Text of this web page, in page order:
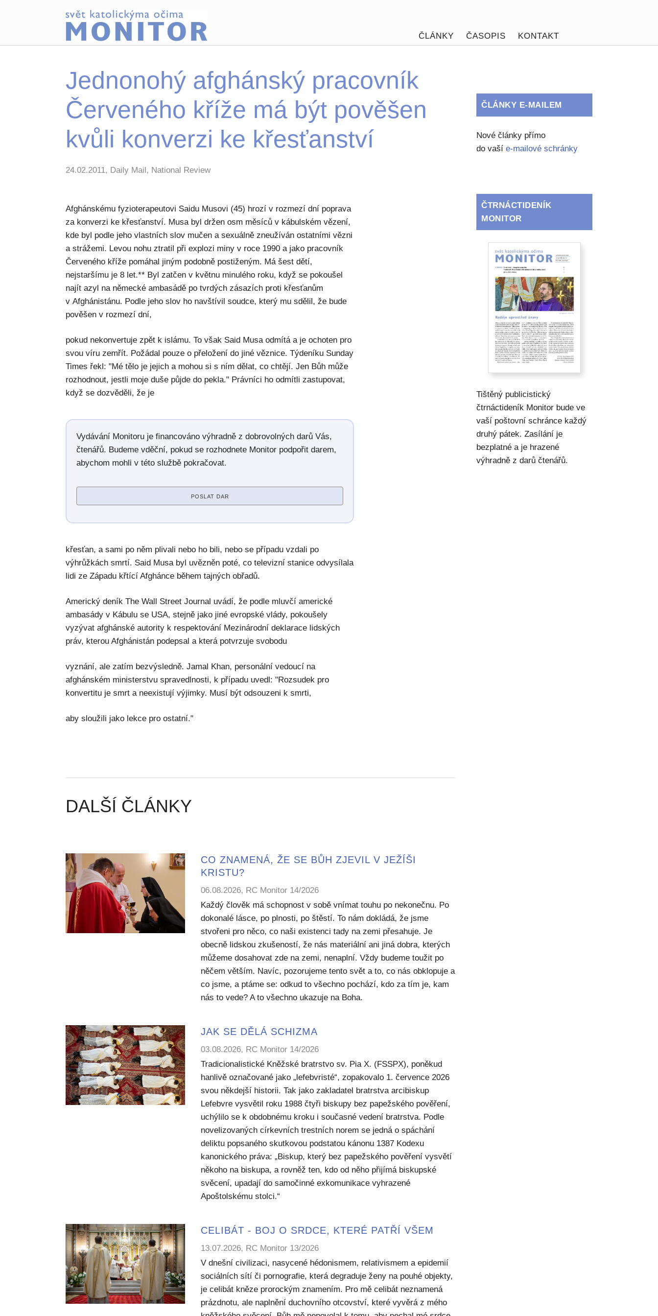
ČLÁNKY ČASOPIS KONTAKT
Jednonohý afghánský pracovník
Červeného kříže má být pověšen
kvůli konverzi ke křesťanství
24.02.2011, Daily Mail, National Review
Afghánskému fyzioterapeutovi Saidu Musovi (45) hrozí v rozmezí dní poprava
za konverzi ke křesťanství. Musa byl držen osm měsíců v kábulském vězení,
kde byl podle jeho vlastních slov mučen a sexuálně zneužíván ostatními vězni
a strážemi. Levou nohu ztratil při explozi miny v roce 1990 a jako pracovník
Červeného kříže pomáhal jiným podobně postiženým. Má šest dětí,
nejstaršímu je 8 let.** Byl zatčen v květnu minulého roku, když se pokoušel
najít azyl na německé ambasádě po tvrdých zásazích proti křesťanům
v Afghánistánu. Podle jeho slov ho navštívil soudce, který mu sdělil, že bude
pověšen v rozmezí dní,
pokud nekonvertuje zpět k islámu. To však Said Musa odmítá a je ochoten pro
svou víru zemřít. Požádal pouze o přeložení do jiné věznice. Týdeníku Sunday
Times řekl: "Mé tělo je jejich a mohou si s ním dělat, co chtějí. Jen Bůh může
rozhodnout, jestli moje duše půjde do pekla." Právníci ho odmítli zastupovat,
když se dozvěděli, že je
Vydávání Monitoru je financováno výhradně z dobrovolných darů Vás,
čtenářů. Budeme vděční, pokud se rozhodnete Monitor podpořit darem,
abychom mohli v této službě pokračovat.
POSLAT DAR
křesťan, a sami po něm plivali nebo ho bili, nebo se případu vzdali po
výhrůžkách smrtí. Said Musa byl uvězněn poté, co televizní stanice odvysílala
lidi ze Západu křtící Afghánce během tajných obřadů.
Americký deník The Wall Street Journal uvádí, že podle mluvčí americké
ambasády v Kábulu se USA, stejně jako jiné evropské vlády, pokoušely
vyzývat afghánské autority k respektování Mezinárodní deklarace lidských
práv, kterou Afghánistán podepsal a která potvrzuje svobodu
vyznání, ale zatím bezvýsledně. Jamal Khan, personální vedoucí na
afghánském ministerstvu spravedlnosti, k případu uvedl: "Rozsudek pro
konvertitu je smrt a neexistují výjimky. Musí být odsouzeni k smrti,
aby sloužili jako lekce pro ostatní."
DALŠÍ ČLÁNKY
CO ZNAMENÁ, ŽE SE BŮH ZJEVIL V JEŽÍŠI
KRISTU?
06.08.2026, RC Monitor 14/2026
Každý člověk má schopnost v sobě vnímat touhu po nekonečnu. Po
dokonalé lásce, po plnosti, po štěstí. To nám dokládá, že jsme
stvořeni pro něco, co naši existenci tady na zemi přesahuje. Je
obecně lidskou zkušeností, že nás materiální ani jiná dobra, kterých
můžeme dosahovat zde na zemi, nenaplní. Vždy budeme toužit po
něčem větším. Navíc, pozorujeme tento svět a to, co nás obklopuje a
co jsme, a ptáme se: odkud to všechno pochází, kdo za tím je, kam
nás to vede? A to všechno ukazuje na Boha.
JAK SE DĚLÁ SCHIZMA
03.08.2026, RC Monitor 14/2026
Tradicionalistické Kněžské bratrstvo sv. Pia X. (FSSPX), poněkud
hanlivě označované jako „lefebvristé“, zopakovalo 1. července 2026
svou někdejší historii. Tak jako zakladatel bratrstva arcibiskup
Lefebvre vysvětil roku 1988 čtyři biskupy bez papežského pověření,
uchýlilo se k obdobnému kroku i současné vedení bratrstva. Podle
novelizovaných církevních trestních norem se jedná o spáchání
deliktu popsaného skutkovou podstatou kánonu 1387 Kodexu
kanonického práva: „Biskup, který bez papežského pověření vysvětí
někoho na biskupa, a rovněž ten, kdo od něho přijímá biskupské
svěcení, upadají do samočinné exkomunikace vyhrazené
Apoštolskému stolci.“
CELIBÁT - BOJ O SRDCE, KTERÉ PATŘÍ VŠEM
13.07.2026, RC Monitor 13/2026
V dnešní civilizaci, nasycené hédonismem, relativismem a epidemií
sociálních sítí či pornografie, která degraduje ženy na pouhé objekty,
je celibát kněze prorockým znamením. Pro mě celibát neznamená
prázdnotu, ale naplnění duchovního otcovství, které vyvěrá z mého
ČLÁNKY E-MAILEM
Nové články přímo
do vašíe-mailové schránky
ČTRNÁCTIDENÍK
MONITOR
Tištěný publicistický
čtrnáctideník Monitor bude ve
vaší poštovní schránce každý
druhý pátek. Zasílání je
bezplatné a je hrazené
výhradně z darů čtenářů.